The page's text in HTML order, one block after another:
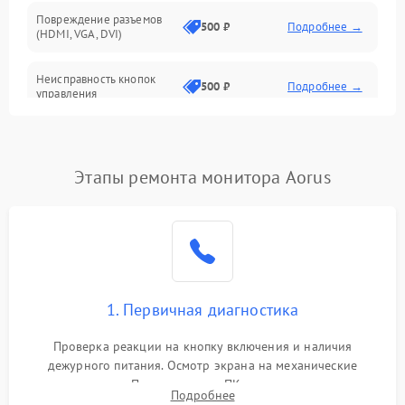
Повреждение разъемов
(HDMI, VGA, DVI)
500 ₽ Подробнее →
Неисправность кнопок
управления
500 ₽ Подробнее →
Повреждение кабеля
1000 ₽
Поломка системы
автоматического
1000 ₽ Подробнее →
Неисправность системы
1000 ₽
Этапы ремонта монитора Aorus
1. Первичная диагностика
Проверка реакции на кнопку включения и наличия
дежурного питания. Осмотр экрана на механические
повреждения. Подключение к ПК для оценки вывода
Подробнее